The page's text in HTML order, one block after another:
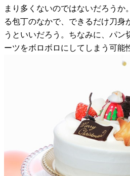
まり多くないのではないだろうか
る包丁のなかで、できるだけ刀身
うといいだろう。ちなみに、パン
ーツをボロボロにしてしまう可能